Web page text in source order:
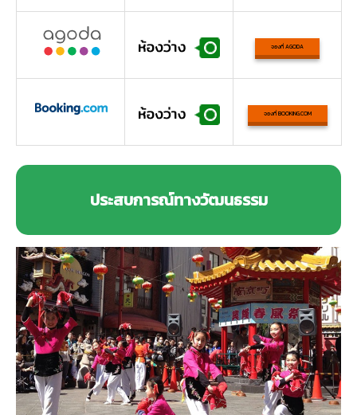
จองที่ AGODA
จองที่ BOOKING.COM
ประสบการณ์ทางวัฒนธรรม